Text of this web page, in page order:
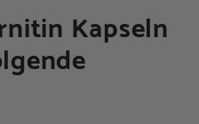
Kapseln